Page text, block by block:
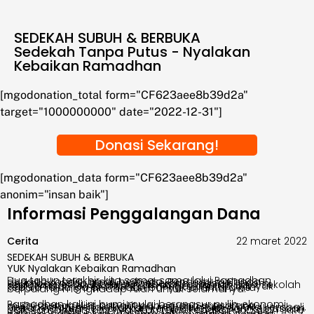
SEDEKAH SUBUH & BERBUKA
Sedekah Tanpa Putus - Nyalakan
Kebaikan Ramadhan
[mgodonation_total form="CF623aee8b39d2a"
target="1000000000" date="2022-12-31"]
Donasi Sekarang!
[mgodonation_data form="CF623aee8b39d2a"
anonim="insan baik"]
Informasi Penggalangan Dana
Cerita
22 maret 2022
SEDEKAH SUBUH & BERBUKA
YUK Nyalakan Kebaikan Ramadhan
Dua tahun terakhir, kita sama-sama lalui Ramadhan dengan kondisi amat berbeda. Pendemi melanda berimbas pada tutupnya beberapa usaha ekonomi, kegiatan peribadatan pun dibatasi di rumah saja, sekolah dan tempat-tempat belajar mengaji ditutup, banyak kepala keluarga di-PHK dan banyak di antara kita berpulang menghadap Allah untuk selamanya.
Ramadhan kali ini bumi mulai berangsur pulih, ekonomi mulai menggeliat bangkit dan sarana prasarana peribadatan, pendidikan dan industri mulai dibuka kembali. Maka, mari kita semarakkan kembali kebiasaan-kebiasaan baik Ramadhan, kita nyalakan terus kebaikan ini.Salah satu